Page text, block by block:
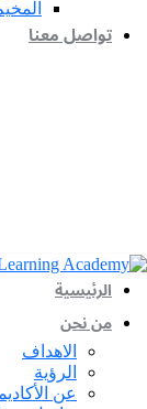
تواصل معنا
الرئيسية
من نحن
الاهداف
الرؤية
عن